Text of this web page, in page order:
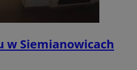
w Siemianowicach